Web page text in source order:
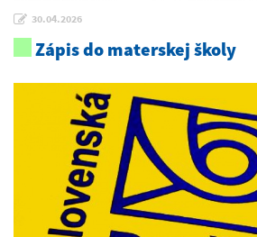
30.04.2026
Zápis do materskej školy